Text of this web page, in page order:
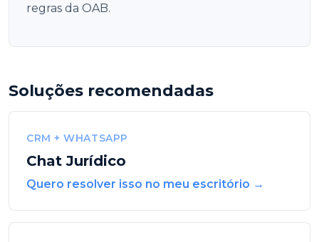
regras da OAB.
Soluções recomendadas
CRM + WHATSAPP
Chat Jurídico
Quero resolver isso no meu escritório →